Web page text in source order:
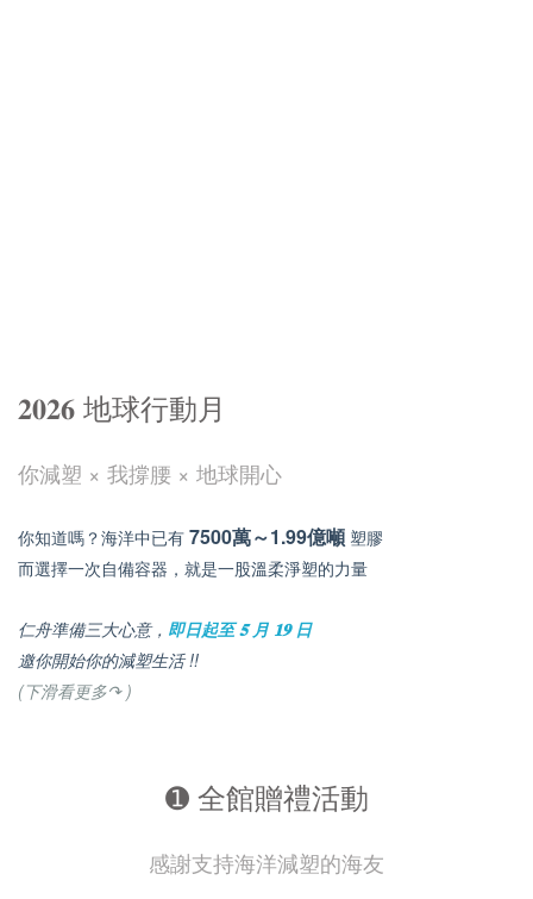
𝟐𝟎𝟐𝟔 地球行動月
你減塑 × 我撐腰 × 地球開心
你知道嗎？海洋中已有 7500萬～1.99億噸 塑膠
而選擇一次自備容器，就是一股溫柔淨塑的力量
仁舟準備三大心意， 即日起至 𝟓 月 𝟏𝟗 日
邀你開始你的減塑生活 !!
(下滑看更多↷ )
➊ 全館贈禮活動
感謝支持海洋減塑的海友